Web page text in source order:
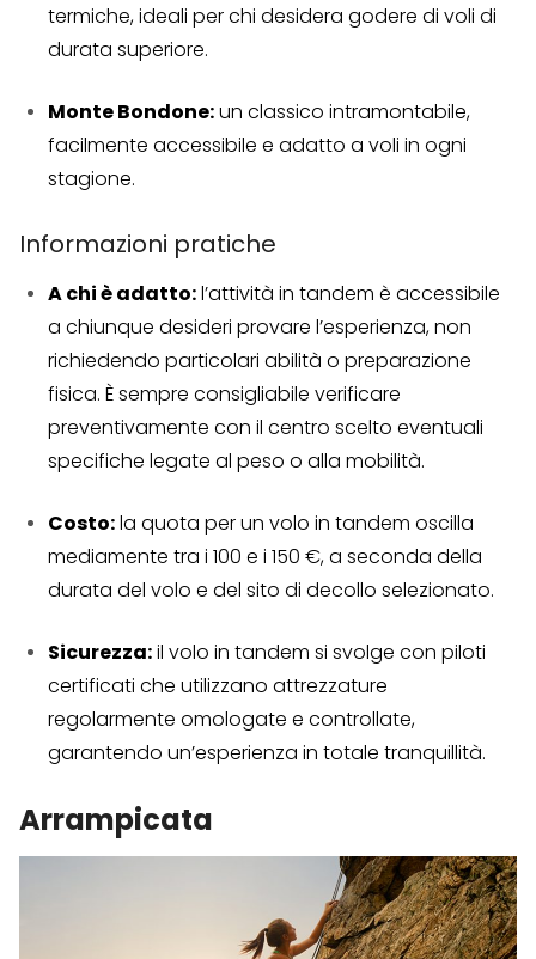
termiche, ideali per chi desidera godere di voli di
durata superiore.
Monte Bondone:un classico intramontabile,
facilmente accessibile e adatto a voli in ogni
stagione.
Informazioni pratiche
A chi è adatto:l’attività in tandem è accessibile
a chiunque desideri provare l’esperienza, non
richiedendo particolari abilità o preparazione
fisica. È sempre consigliabile verificare
preventivamente con il centro scelto eventuali
specifiche legate al peso o alla mobilità.
Costo:la quota per un volo in tandem oscilla
mediamente tra i 100 e i 150 €, a seconda della
durata del volo e del sito di decollo selezionato.
Sicurezza:il volo in tandem si svolge con piloti
certificati che utilizzano attrezzature
regolarmente omologate e controllate,
garantendo un’esperienza in totale tranquillità.
Arrampicata